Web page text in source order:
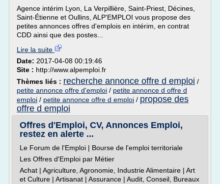
Agence intérim Lyon, La Verpillière, Saint-Priest, Décines,
Saint-Étienne et Oullins, ALP'EMPLOI vous propose des
petites annonces offres d'emplois en intérim, en contrat
CDD ainsi que des postes...
Lire la suite
Date: 2017-04-08 00:19:46
Site : http://www.alpemploi.fr
Thèmes liés : recherche annonce offre d emploi /
petite annonce offre d'emploi / petite annonce d offre d
emploi / petite annonce offre d emploi / propose des
offre d emploi
Offres d'Emploi, CV, Annonces Emploi,
restez en alerte ...
Le Forum de l'Emploi | Bourse de l'emploi territoriale
Les Offres d'Emploi par Métier
Achat | Agriculture, Agronomie, Industrie Alimentaire | Art
et Culture | Artisanat | Assurance | Audit, Conseil, Bureaux